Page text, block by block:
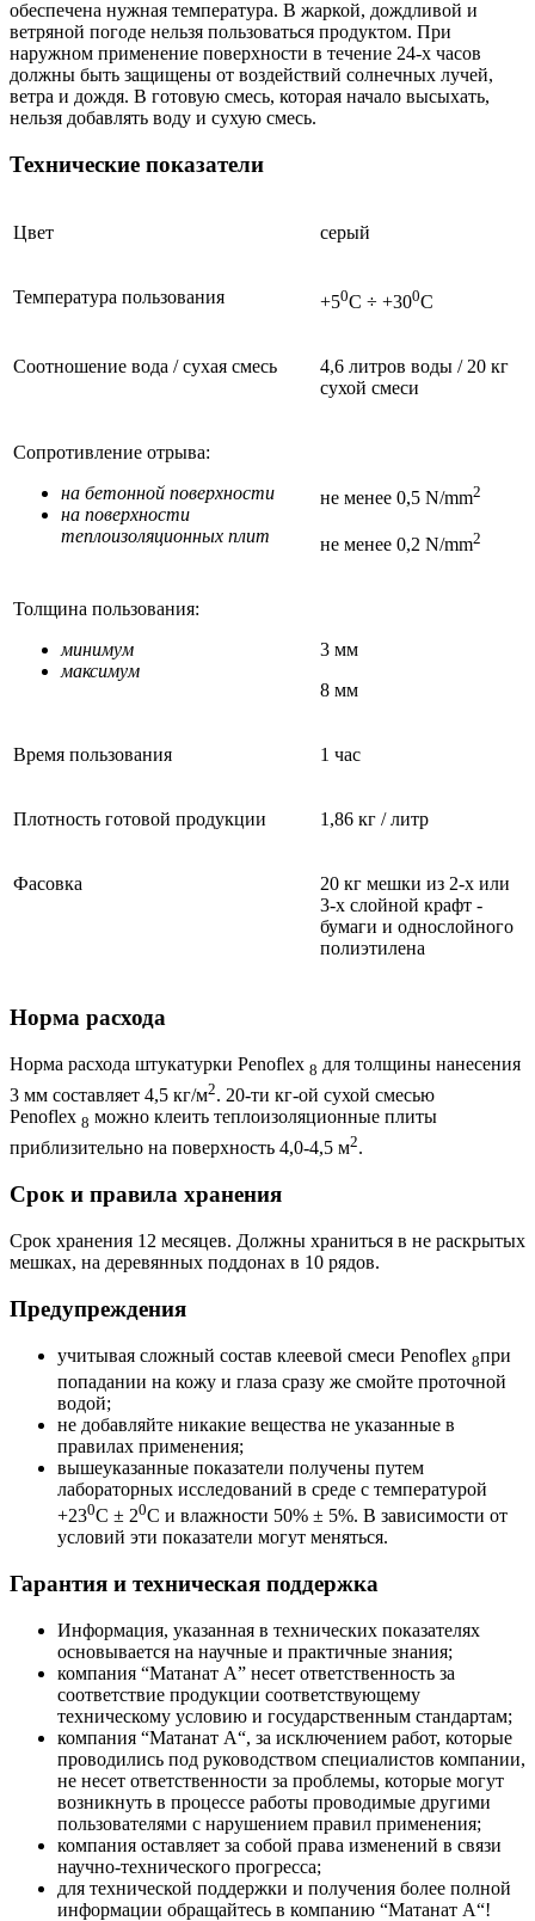
обеспечена нужная температура. В жаркой, дождливой и
ветряной погоде нельзя пользоваться продуктом. При
наружном применение поверхности в течение 24-х часов
должны быть защищены от воздействий солнечных лучей,
ветра и дождя. В готовую смесь, которая начало высыхать,
нельзя добавлять воду и сухую смесь.
Технические показатели
Цвет серый
Температура пользования +50С ÷ +300С
Соотношение вода / сухая смесь
4,6 литров воды / 20 кг
сухой смеси
Сопротивление отрыва:
на бетонной поверхности
на поверхности
теплоизоляционных плит
не менее 0,5 N/mm2
не менее 0,2 N/mm2
Толщина пользования:
минимум
максимум
3 мм
8 мм
Время пользования 1 час
Плотность готовой продукции 1,86 кг / литр
Фасовка
20 кг мешки из 2-х или
3-х слойной крафт -
бумаги и однослойного
полиэтилена
Норма расхода
Норма расхода штукатурки Penoflex 8 для толщины нанесения
3 мм составляет 4,5 кг/м2. 20-ти кг-ой сухой смесью
Penoflex 8 можно клеить теплоизоляционные плиты
приблизительно на поверхность 4,0-4,5 м2.
Срок и правила хранения
Срок хранения 12 месяцев. Должны храниться в не раскрытых
мешках, на деревянных поддонах в 10 рядов.
Предупреждения
учитывая сложный состав клеевой смеси Penoflex 8при
попадании на кожу и глаза сразу же смойте проточной
водой;
не добавляйте никакие вещества не указанные в
правилах применения;
вышеуказанные показатели получены путем
лабораторных исследований в среде с температурой
+230С ± 20С и влажности 50% ± 5%. В зависимости от
условий эти показатели могут меняться.
Гарантия и техническая поддержка
Информация, указанная в технических показателях
основывается на научные и практичные знания;
компания “Матанат А” несет ответственность за
соответствие продукции соответствующему
техническому условию и государственным стандартам;
компания “Mатанат A“, за исключением работ, которые
проводились под руководством специалистов компании,
не несет ответственности за проблемы, которые могут
возникнуть в процессе работы проводимые другими
пользователями с нарушением правил применения;
компания оставляет за собой права изменений в связи
научно-технического прогресса;
для технической поддержки и получения более полной
информации обращайтесь в компанию “Mатанат A“!